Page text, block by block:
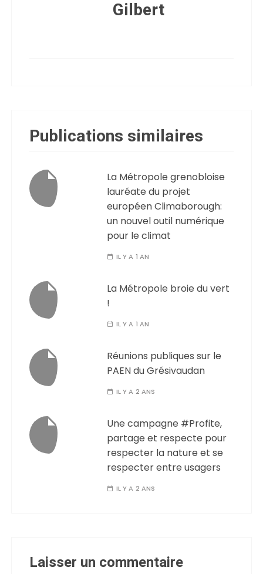
Gilbert
Publications similaires
La Métropole grenobloise
lauréate du projet
européen Climaborough:
un nouvel outil numérique
pour le climat
IL Y A 1 AN
La Métropole broie du vert
!
IL Y A 1 AN
Réunions publiques sur le
PAEN du Grésivaudan
IL Y A 2 ANS
Une campagne #Profite,
partage et respecte pour
respecter la nature et se
respecter entre usagers
IL Y A 2 ANS
Laisser un commentaire